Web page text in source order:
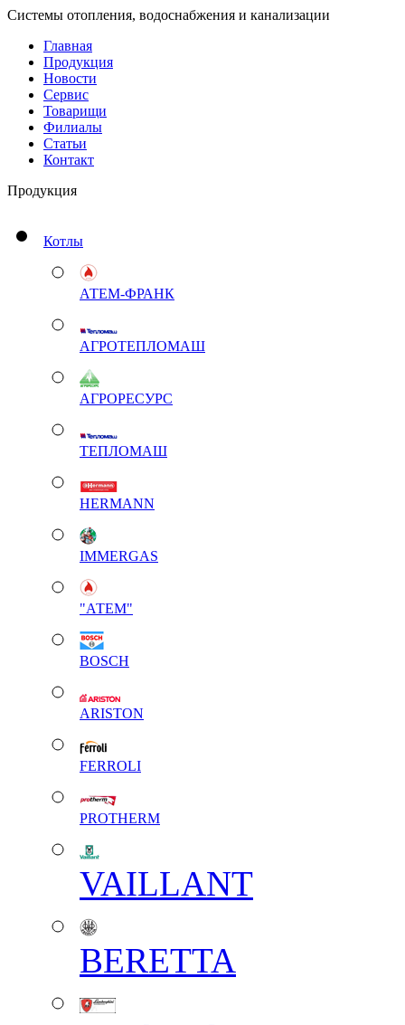
Системы отопления, водоснабжения и канализации
Главная
Продукция
Новости
Сервис
Товарищи
Филиалы
Статьи
Контакт
Продукция
Котлы
АТЕМ-ФРАНК
АГРОТЕПЛОМАШ
АГРОРЕСУРС
ТЕПЛОМАШ
HERMANN
IMMERGAS
"АТЕМ"
BOSCH
ARISTON
FERROLI
PROTHERM
VAILLANT
BERETTA